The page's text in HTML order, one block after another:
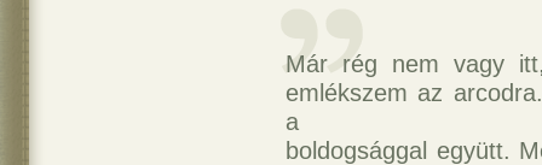
Már rég nem vagy
emlékszem az
a
boldogsággal együtt.